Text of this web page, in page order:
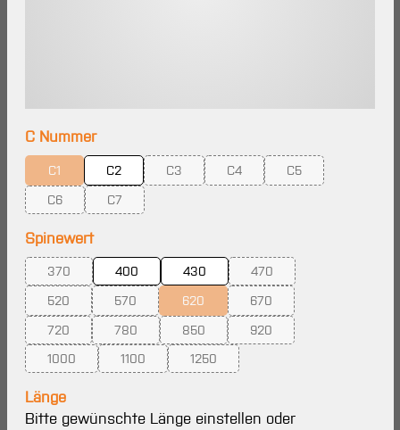
C Nummerauswählen
C1
(Diese Option ist zurzeit nicht verfügbar.)
C2 C3
(Diese Option ist zurzeit nicht verfügbar.)
C4
(Diese Option ist zurzeit nicht
C5
(Diese Option ist
C6
(Diese Option ist zurzeit nicht verfügbar.)
C7
(Diese Option ist zurzeit nicht verfügbar.)
Spinewertauswählen
370
(Diese Option ist zurzeit nicht verfügbar.)
400 430 470
(Diese Option ist zurzeit
520
(Diese Option ist zurzeit nicht verfügbar.)
570
(Diese Option ist zurzeit nicht verfügbar.)
620
(Diese Option ist zurzeit nicht
670
(Diese Option ist zurzeit
720
(Diese Option ist zurzeit nicht verfügbar.)
780
(Diese Option ist zurzeit nicht verfügbar.)
850
(Diese Option ist zurzeit nicht
920
(Diese Option ist zurzeit
1000
(Diese Option ist zurzeit nicht verfügbar.)
1100
(Diese Option ist zurzeit nicht verfügbar.)
1250
(Diese Option ist zurzeit nicht
Länge
Bitte gewünschte Länge einstellen oder